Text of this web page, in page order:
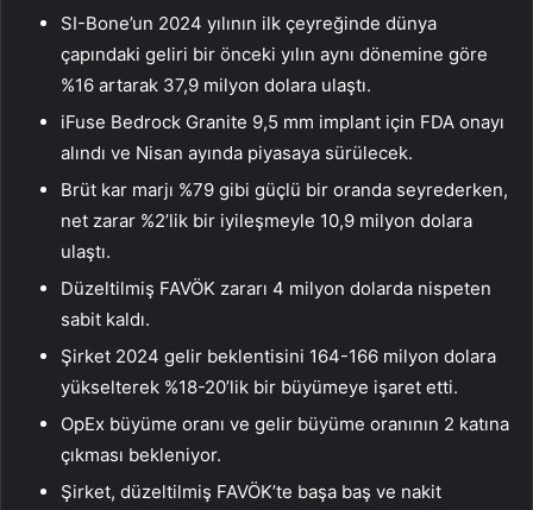
SI-Bone’un 2024 yılının ilk çeyreğinde dünya
çapındaki geliri bir önceki yılın aynı dönemine göre
%16 artarak 37,9 milyon dolara ulaştı.
iFuse Bedrock Granite 9,5 mm implant için FDA onayı
alındı ve Nisan ayında piyasaya sürülecek.
Brüt kar marjı %79 gibi güçlü bir oranda seyrederken,
net zarar %2’lik bir iyileşmeyle 10,9 milyon dolara
ulaştı.
Düzeltilmiş FAVÖK zararı 4 milyon dolarda nispeten
sabit kaldı.
Şirket 2024 gelir beklentisini 164-166 milyon dolara
yükselterek %18-20’lik bir büyümeye işaret etti.
OpEx büyüme oranı ve gelir büyüme oranının 2 katına
çıkması bekleniyor.
Şirket, düzeltilmiş FAVÖK’te başa baş ve nakit